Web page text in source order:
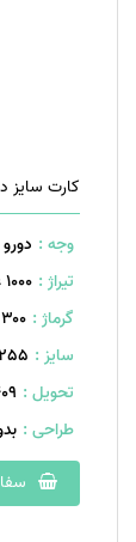
کارت سایز
وجه : دورو
تیراژ : 1000 عدد
گرماژ : ۳۰۰ گرم
سایز : 255×384
تحویل : 409
طراحی :